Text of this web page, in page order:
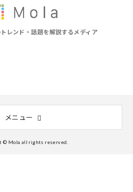
レンド・話題を解説するメディア
メニュー
© Mola all rights reserved.